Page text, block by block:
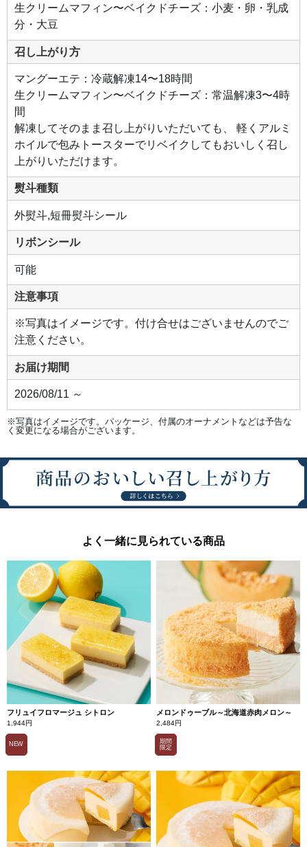
生クリームマフィン〜ベイクドチーズ：小麦・卵・乳成
分・大豆
召し上がり方
マングーエテ：冷蔵解凍14〜18時間
生クリームマフィン〜ベイクドチーズ：常温解凍3〜4時
間
解凍してそのまま召し上がりいただいても、 軽くアルミ
ホイルで包みトースターでリベイクしてもおいしく召し
上がりいただけます。
熨斗種類
外熨斗,短冊熨斗シール
リボンシール
可能
注意事項
※写真はイメージです。付け合せはございませんのでご
注意ください。
お届け期間
2026/08/11 ～
※写真はイメージです。パッケージ、付属のオーナメントなどは予告な
く変更になる場合がございます。
よく一緒に見られている商品
フリュイフロマージュ シトロン
1,944円
NEW
メロンドゥーブル～北海道赤肉メロン～
2,484円
期間
限定